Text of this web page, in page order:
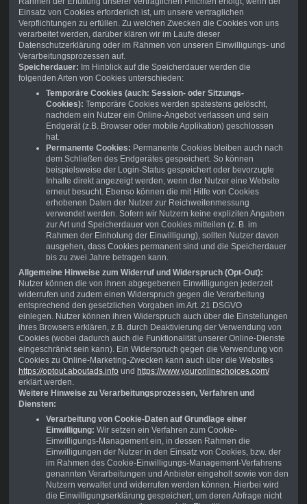
Einsatz von Cookies erforderlich ist, um unsere vertraglichen
Verpflichtungen zu erfüllen. Zu welchen Zwecken die Cookies von uns
verarbeitet werden, darüber klären wir im Laufe dieser
Datenschutzerklärung oder im Rahmen von unseren Einwilligungs- und
Verarbeitungsprozessen auf.
Speicherdauer: Im Hinblick auf die Speicherdauer werden die
folgenden Arten von Cookies unterschieden:
Temporäre Cookies (auch: Session- oder Sitzungs-
Cookies): Temporäre Cookies werden spätestens gelöscht,
nachdem ein Nutzer ein Online-Angebot verlassen und sein
Endgerät (z.B. Browser oder mobile Applikation) geschlossen
hat.
Permanente Cookies: Permanente Cookies bleiben auch nach
dem Schließen des Endgerätes gespeichert. So können
beispielsweise der Login-Status gespeichert oder bevorzugte
Inhalte direkt angezeigt werden, wenn der Nutzer eine Website
erneut besucht. Ebenso können die mit Hilfe von Cookies
erhobenen Daten der Nutzer zur Reichweitenmessung
verwendet werden. Sofern wir Nutzern keine expliziten Angaben
zur Art und Speicherdauer von Cookies mitteilen (z. B. im
Rahmen der Einholung der Einwilligung), sollten Nutzer davon
ausgehen, dass Cookies permanent sind und die Speicherdauer
bis zu zwei Jahre betragen kann.
Allgemeine Hinweise zum Widerruf und Widerspruch (Opt-Out):
Nutzer können die von ihnen abgegebenen Einwilligungen jederzeit
widerrufen und zudem einen Widerspruch gegen die Verarbeitung
entsprechend den gesetzlichen Vorgaben im Art. 21 DSGVO
einlegen. Nutzer können ihren Widerspruch auch über die Einstellungen
ihres Browsers erklären, z.B. durch Deaktivierung der Verwendung von
Cookies (wobei dadurch auch die Funktionalität unserer Online-Dienste
eingeschränkt sein kann). Ein Widerspruch gegen die Verwendung von
Cookies zu Online-Marketing-Zwecken kann auch über die Websites
https://optout.aboutads.infound https://www.youronlinechoices.com/
erklärt werden.
Weitere Hinweise zu Verarbeitungsprozessen, Verfahren und
Diensten:
Verarbeitung von Cookie-Daten auf Grundlage einer
Einwilligung: Wir setzen ein Verfahren zum Cookie-
Einwilligungs-Management ein, in dessen Rahmen die
Einwilligungen der Nutzer in den Einsatz von Cookies, bzw. der
im Rahmen des Cookie-Einwilligungs-Management-Verfahrens
genannten Verarbeitungen und Anbieter eingeholt sowie von den
Nutzern verwaltet und widerrufen werden können. Hierbei wird
die Einwilligungserklärung gespeichert, um deren Abfrage nicht